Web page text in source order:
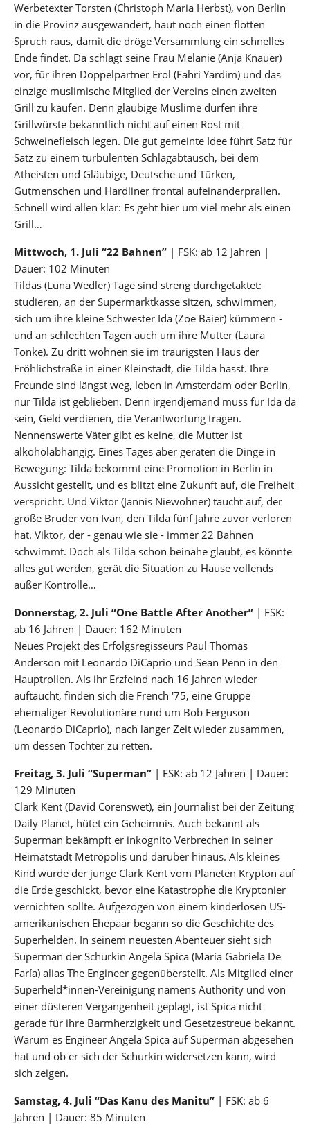
Werbetexter Torsten (Christoph Maria Herbst), von Berlin
in die Provinz ausgewandert, haut noch einen flotten
Spruch raus, damit die dröge Versammlung ein schnelles
Ende findet. Da schlägt seine Frau Melanie (Anja Knauer)
vor, für ihren Doppelpartner Erol (Fahri Yardim) und das
einzige muslimische Mitglied der Vereins einen zweiten
Grill zu kaufen. Denn gläubige Muslime dürfen ihre
Grillwürste bekanntlich nicht auf einen Rost mit
Schweinefleisch legen. Die gut gemeinte Idee führt Satz für
Satz zu einem turbulenten Schlagabtausch, bei dem
Atheisten und Gläubige, Deutsche und Türken,
Gutmenschen und Hardliner frontal aufeinanderprallen.
Schnell wird allen klar: Es geht hier um viel mehr als einen
Grill…
Mittwoch, 1. Juli “22 Bahnen” | FSK: ab 12 Jahren |
Dauer: 102 Minuten
Tildas (Luna Wedler) Tage sind streng durchgetaktet:
studieren, an der Supermarktkasse sitzen, schwimmen,
sich um ihre kleine Schwester Ida (Zoe Baier) kümmern -
und an schlechten Tagen auch um ihre Mutter (Laura
Tonke). Zu dritt wohnen sie im traurigsten Haus der
Fröhlichstraße in einer Kleinstadt, die Tilda hasst. Ihre
Freunde sind längst weg, leben in Amsterdam oder Berlin,
nur Tilda ist geblieben. Denn irgendjemand muss für Ida da
sein, Geld verdienen, die Verantwortung tragen.
Nennenswerte Väter gibt es keine, die Mutter ist
alkoholabhängig. Eines Tages aber geraten die Dinge in
Bewegung: Tilda bekommt eine Promotion in Berlin in
Aussicht gestellt, und es blitzt eine Zukunft auf, die Freiheit
verspricht. Und Viktor (Jannis Niewöhner) taucht auf, der
große Bruder von Ivan, den Tilda fünf Jahre zuvor verloren
hat. Viktor, der - genau wie sie - immer 22 Bahnen
schwimmt. Doch als Tilda schon beinahe glaubt, es könnte
alles gut werden, gerät die Situation zu Hause vollends
außer Kontrolle…
Donnerstag, 2. Juli “One Battle After Another” | FSK:
ab 16 Jahren | Dauer: 162 Minuten
Neues Projekt des Erfolgsregisseurs Paul Thomas
Anderson mit Leonardo DiCaprio und Sean Penn in den
Hauptrollen. Als ihr Erzfeind nach 16 Jahren wieder
auftaucht, finden sich die French '75, eine Gruppe
ehemaliger Revolutionäre rund um Bob Ferguson
(Leonardo DiCaprio), nach langer Zeit wieder zusammen,
um dessen Tochter zu retten.
Freitag, 3. Juli “Superman” | FSK: ab 12 Jahren | Dauer:
129 Minuten
Clark Kent (David Corenswet), ein Journalist bei der Zeitung
Daily Planet, hütet ein Geheimnis. Auch bekannt als
Superman bekämpft er inkognito Verbrechen in seiner
Heimatstadt Metropolis und darüber hinaus. Als kleines
Kind wurde der junge Clark Kent vom Planeten Krypton auf
die Erde geschickt, bevor eine Katastrophe die Kryptonier
vernichten sollte. Aufgezogen von einem kinderlosen US-
amerikanischen Ehepaar begann so die Geschichte des
Superhelden. In seinem neuesten Abenteuer sieht sich
Superman der Schurkin Angela Spica (María Gabriela De
Faría) alias The Engineer gegenüberstellt. Als Mitglied einer
Superheld*innen-Vereinigung namens Authority und von
einer düsteren Vergangenheit geplagt, ist Spica nicht
gerade für ihre Barmherzigkeit und Gesetzestreue bekannt.
Warum es Engineer Angela Spica auf Superman abgesehen
hat und ob er sich der Schurkin widersetzen kann, wird
sich zeigen.
Samstag, 4. Juli “Das Kanu des Manitu” | FSK: ab 6
Jahren | Dauer: 85 Minuten